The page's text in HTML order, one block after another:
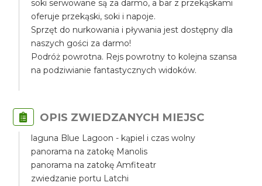
soki serwowane są za darmo, a bar z przekąskami
oferuje przekąski, soki i napoje.
Sprzęt do nurkowania i pływania jest dostępny dla
naszych gości za darmo!
Podróż powrotna. Rejs powrotny to kolejna szansa
na podziwianie fantastycznych widoków.
OPIS ZWIEDZANYCH MIEJSC
laguna Blue Lagoon - kąpiel i czas wolny
panorama na zatokę Manolis
panorama na zatokę Amfiteatr
zwiedzanie portu Latchi